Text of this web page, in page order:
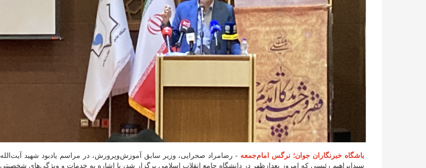
باشگاه خبرنگاران جوان؛ نرگس امام‌جمعه - رضامراد صحرایی، وزیر سابق آموزش‌وپرورش، در مراسم یادبود شهید آیت‌الله
سیدابراهیم رئیسی که امروز بعدازظهر در دانشگاه جامع انقلاب اسلامی برگزار شد، با اشاره به خدمات و ویژگی‌های شخصیتی